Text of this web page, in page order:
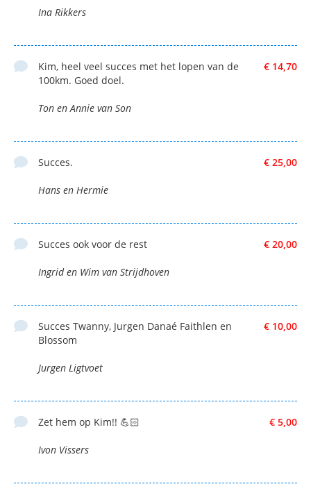
Ina Rikkers
€ 14,70
Kim, heel veel succes met het lopen van de
100km. Goed doel.
Ton en Annie van Son
€ 25,00
Succes.
Hans en Hermie
€ 20,00
Succes ook voor de rest
Ingrid en Wim van Strijdhoven
€ 10,00
Succes Twanny, Jurgen Danaé Faithlen en
Blossom
Jurgen Ligtvoet
€ 5,00
Zet hem op Kim!! 💪🏻
Ivon Vissers